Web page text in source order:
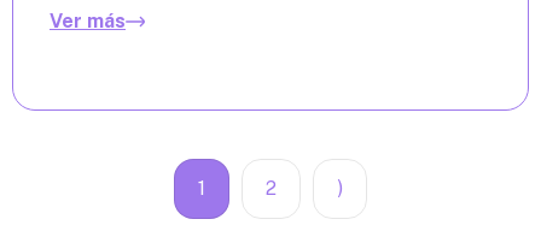
Ver más
1 2 )